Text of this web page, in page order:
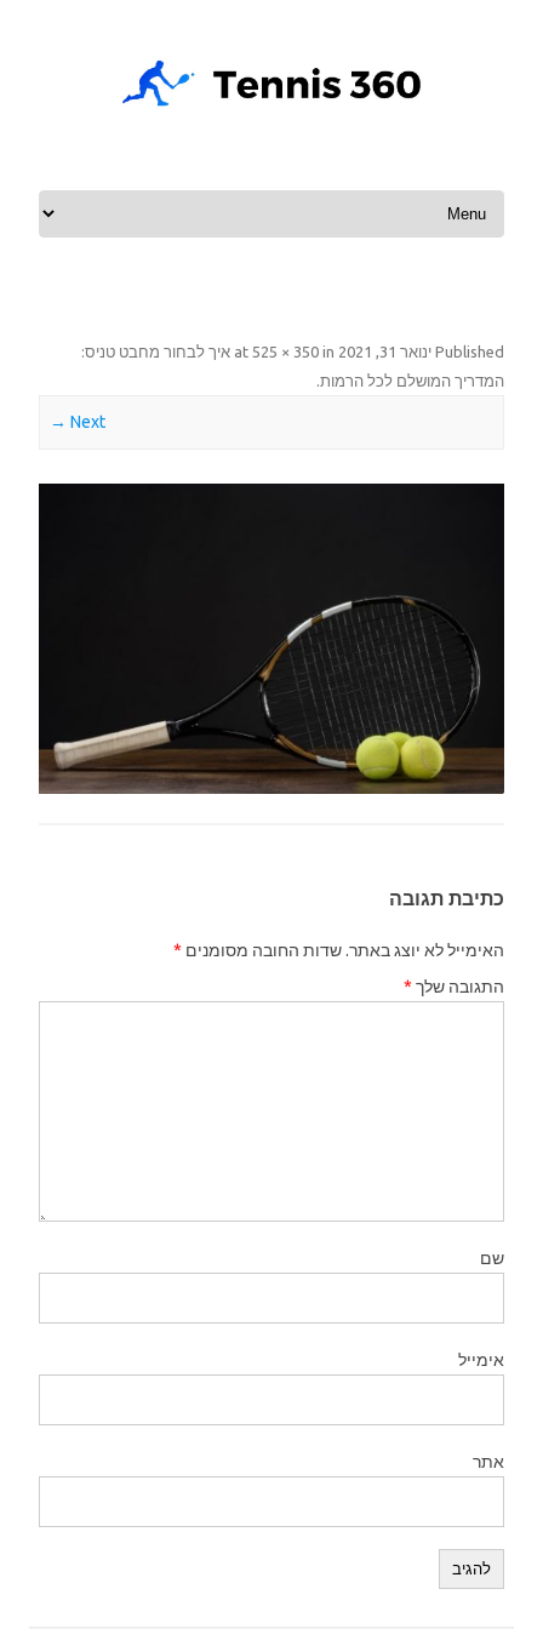
Skip to content
Published ינואר 31, 2021 525 × 350 in
איך לבחור מחבט טניס:
המדריך המושלם לכל הרמות
Next →
כתיבת תגובה
האימייל לא יוצג באתר.שדות החובה מסומנים *
התגובה שלך *
שם
אימייל
אתר